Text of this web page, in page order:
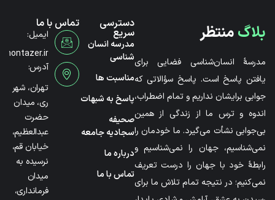
بلاگمنتظر
مدرسۀ انسان‌شناسی فضایی برای
یافتن پاسخ است. پاسخ سؤالاتی که
جوابی برایشان نداریم و تمام اضطراب،
اندوه و ترس ما از زندگی از همین
بی‌جوابی نشأت می‌گیرد. ما خودمان را
نمی‌شناسیم، جهان را نمی‌شناسیم و
رابطۀ خود با جهان را درست تعریف
نمی‌کنیم؛ در نتیجه تمام تلاش ما برای
دسترسی
سریع
مدرسه انسان
شناسی
مناسبت ها
پاسخ به شبهات
صحیفه
سجادیه جامعه
درباره ما
تماس با ما
تماس با ما
ایمیل:
آدرس:
تهران، شهر
ری، میدان
حضرت
عبدالعظیم،
خیابان قم،
نرسیده به
میدان
فرمانداری،